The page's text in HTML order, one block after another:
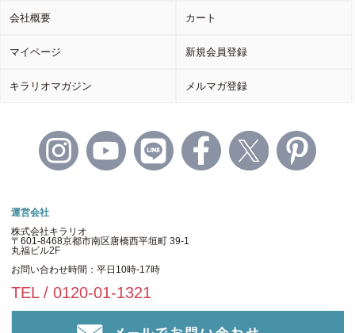
会社概要 カート
マイページ 新規会員登録
キラリオマガジン メルマガ登録
運営会社
株式会社キラリオ
〒601-8468京都市南区唐橋西平垣町 39-1
丸福ビル2F
お問い合わせ時間：平日10時-17時
TEL / 0120-01-1321